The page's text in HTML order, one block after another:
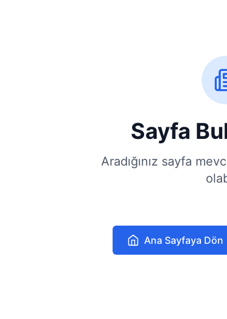
Sayfa
Aradığınız sayfa
Ana Sayfaya Dön